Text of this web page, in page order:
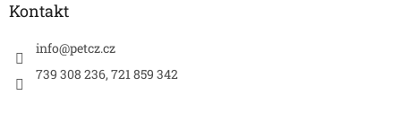
Kontakt
info@petcz.cz
739 308 236, 721 859 342